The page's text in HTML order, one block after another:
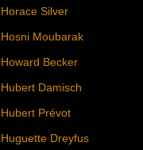
Horace Silver
Hosni Moubarak
Howard Becker
Hubert Damisch
Hubert Prévot
Huguette Dreyfus